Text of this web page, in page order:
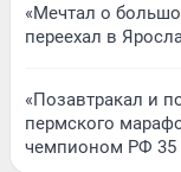
«Мечтал о
переехал в
«Позавтракал и
пермского
чемпионом РФ 35